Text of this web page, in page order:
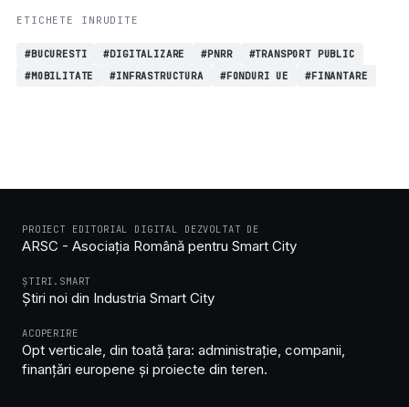
ETICHETE INRUDITE
#BUCURESTI #DIGITALIZARE #PNRR
#TRANSPORT PUBLIC
#MOBILITATE
#INFRASTRUCTURA #FONDURI UE #FINANTARE
PROIECT EDITORIAL DIGITAL DEZVOLTAT DE
ARSC - Asociația Română pentru Smart City
ȘTIRI.SMART
Știri noi din Industria Smart City
ACOPERIRE
Opt verticale, din toată țara: administrație, companii,
finanțări europene și proiecte din teren.